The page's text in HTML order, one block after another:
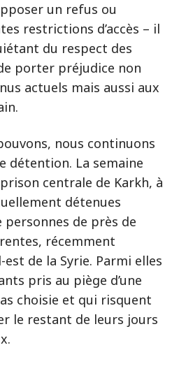
un refus ou
restrictions d’accès – il
du respect des
porter préjudice non
actuels mais aussi aux
nous continuons
détention. La semaine
centrale de Karkh, à
détenues
de près de
récemment
de la Syrie. Parmi elles
pris au piège d’une
choisie et qui risquent
le restant de leurs jours